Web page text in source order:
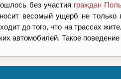
без участия граждан
весомый ущерб не
до того, что на трассах
автомобилей. Такое